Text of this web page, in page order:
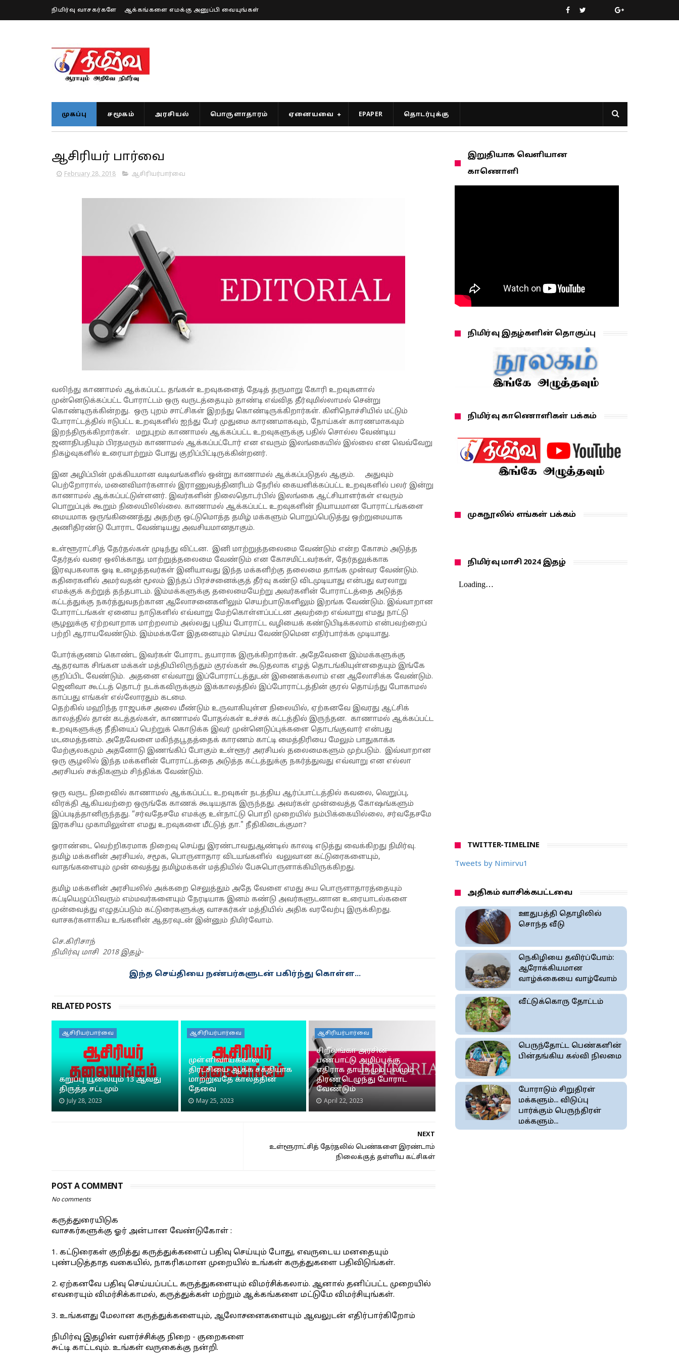
நிமிர்வு வாசகர்களே ஆக்கங்களை எமக்கு அனுப்பி வையுங்கள்
முகப்பு சமூகம் அரசியல் பொருளாதாரம் ஏனையவை EPAPER தொடர்புக்கு
ஆசிரியர் பார்வை
February 28, 2018 ஆசிரியர்பார்வை
வலிந்து காணாமல் ஆக்கப்பட்ட தங்கள் உறவுகளைத் தேடித் தருமாறு கோரி உறவுகளால்
முன்னெடுக்கப்பட்ட போராட்டம் ஒரு வருடத்தையும் தாண்டி எவ்வித தீர்வுமில்லாமல் சென்று
கொண்டிருக்கின்றது. ஒரு புறம் சாட்சிகள் இறந்து கொண்டிருக்கிறார்கள். கிளிநொச்சியில் மட்டும்
போராட்டத்தில் ஈடுபட்ட உறவுகளில் ஐந்து பேர் முதுமை காரணமாகவும், நோய்கள் காரணமாகவும்
இறந்திருக்கிறார்கள். மறுபுறம் காணாமல் ஆக்கப்பட்ட உறவுகளுக்கு பதில் சொல்ல வேண்டிய
ஜனாதிபதியும் பிரதமரும் காணாமல் ஆக்கப்பட்டோர் என எவரும் இலங்கையில் இல்லை என வெவ்வேறு
நிகழ்வுகளில் உரையாற்றும் போது குறிப்பிட்டிருக்கின்றனர்.
இன அழிப்பின் முக்கியமான வடிவங்களில் ஒன்று காணாமல் ஆக்கப்படுதல் ஆகும். அதுவும்
பெற்றோரால், மனைவிமார்களால் இராணுவத்தினரிடம் நேரில் கையளிக்கப்பட்ட உறவுகளில் பலர் இன்று
காணாமல் ஆக்கப்பட்டுள்ளனர். இவர்களின் நிலைதொடர்பில் இலங்கை ஆட்சியாளர்கள் எவரும்
பொறுப்புக் கூறும் நிலையிலில்லை. காணாமல் ஆக்கப்பட்ட உறவுகளின் நியாயமான போராட்டங்களை
மையமாக ஒருங்கிணைத்து அதற்கு ஒட்டுமொத்த தமிழ் மக்களும் பொறுப்பெடுத்து ஒற்றுமையாக
அணிதிரண்டு போராட வேண்டியது அவசியமானதாகும்.
உள்ளூராட்சித் தேர்தல்கள் முடிந்து விட்டன. இனி மாற்றுத்தலைமை வேண்டும் என்ற கோசம் அடுத்த
தேர்தல் வரை ஒலிக்காது. மாற்றுத்தலைமை வேண்டும் என கோசமிட்டவர்கள், தேர்தலுக்காக
இரவுபகலாக ஓடி உழைத்தவர்கள் இனியாவது இந்த மக்களிற்கு தலைமை தாங்க முன்வர வேண்டும்.
கதிரைகளில் அமர்வதன் மூலம் இந்தப் பிரச்சனைக்குத் தீர்வு கண்டு விடமுடியாது என்பது வரலாறு
எமக்குக் கற்றுத் தந்தபாடம். இம்மக்களுக்கு தலைமையேற்று அவர்களின் போராட்டத்தை அடுத்த
கட்டத்துக்கு நகர்த்துவதற்கான ஆலோசனைகளிலும் செயற்பாடுகளிலும் இறங்க வேண்டும். இவ்வாறான
போராட்டங்கள் ஏனைய நாடுகளில் எவ்வாறு மேற்கொள்ளப்பட்டன அவற்றை எவ்வாறு எமது நாட்டு
சூழலுக்கு ஏற்றவாறாக மாற்றலாம் அல்லது புதிய போராட்ட வழியைக் கண்டுபிடிக்கலாம் என்பவற்றைப்
பற்றி ஆராயவேண்டும். இம்மக்களே இதனையும் செய்ய வேண்டுமென எதிர்பார்க்க முடியாது.
போர்க்குணம் கொண்ட இவர்கள் போராட தயாராக இருக்கிறார்கள். அதேவேளை இம்மக்களுக்கு
ஆதரவாக சிங்கள மக்கள் மத்தியிலிருந்தும் குரல்கள் கூடுதலாக எழத் தொடங்கியுள்ளதையும் இங்கே
குறிப்பிட வேண்டும். அதனை எவ்வாறு இப்போராட்டத்துடன் இணைக்கலாம் என ஆலோசிக்க வேண்டும்.
ஜெனிவா கூட்டத் தொடர் நடக்கவிருக்கும் இக்காலத்தில் இப்போராட்டத்தின் குரல் தொய்ந்து போகாமல்
காப்பது எங்கள் எல்லோரதும் கடமை.
தெற்கில் மஹிந்த ராஜபக்ச அலை மீண்டும் உருவாகியுள்ள நிலையில், ஏற்கனவே இவரது ஆட்சிக்
காலத்தில் தான் கடத்தல்கள், காணாமல் போதல்கள் உச்சக் கட்டத்தில் இருந்தன. காணாமல் ஆக்கப்பட்ட
உறவுகளுக்கு நீதியைப் பெற்றுக் கொடுக்க இவர் முன்னெடுப்புக்களை தொடங்குவார் என்பது
மடமைத்தனம். அதேவேளை மகிந்தபூதத்தைக் காரணம் காட்டி மைத்திரியை மேலும் பாதுகாக்க
மேற்குலகமும் அதனோடு இணங்கிப் போகும் உள்ளூர் அரசியல் தலைமைகளும் முற்படும். இவ்வாறான
ஒரு சூழலில் இந்த மக்களின் போராட்டத்தை அடுத்த கட்டத்துக்கு நகர்த்துவது எவ்வாறு என எல்லா
அரசியல் சக்திகளும் சிந்திக்க வேண்டும்.
ஒரு வருட நிறைவில் காணாமல் ஆக்கப்பட்ட உறவுகள் நடத்திய ஆர்ப்பாட்டத்தில் கவலை, வெறுப்பு,
விரக்தி ஆகியவற்றை ஒருங்கே காணக் கூடியதாக இருந்தது. அவர்கள் முன்வைத்த கோஷங்களும்
இப்படித்தானிருந்தது. “சர்வதேசமே எமக்கு உள்நாட்டு பொறி முறையில் நம்பிக்கையில்லை, சர்வதேசமே
இரகசிய முகாமிலுள்ள எமது உறவுகளை மீட்டுத் தா." நீதிகிடைக்குமா?
ஓராண்டை வெற்றிகரமாக நிறைவு செய்து இரண்டாவதுஆண்டில் காலடி எடுத்து வைக்கிறது நிமிர்வு.
தமிழ் மக்களின் அரசியல், சமூக, பொருளாதார விடயங்களில் வலுவான கட்டுரைகளையும்,
வாதங்களையும் முன் வைத்து தமிழ்மக்கள் மத்தியில் பேசுபொருளாக்கியிருக்கிறது.
தமிழ் மக்களின் அரசியலில் அக்கறை செலுத்தும் அதே வேளை எமது சுய பொருளாதாரத்தையும்
கட்டியெழுப்பிவரும் எம்மவர்களையும் நேரடியாக இனம் கண்டு அவர்களுடனான உரையாடல்களை
முன்வைத்து எழுதப்படும் கட்டுரைகளுக்கு வாசகர்கள் மத்தியில் அதிக வரவேற்பு இருக்கிறது.
வாசகர்களாகிய உங்களின் ஆதரவுடன் இன்னும் நிமிர்வோம்.
செ.கிரிசாந்
நிமிர்வு மாசி 2018 இதழ்-
இந்த செய்தியை நண்பர்களுடன் பகிர்ந்து கொள்ள...
RELATED POSTS
ஆசிரியர்பார்வை
கறுப்பு யூலையும் 13 ஆவது
திருத்த சட்டமும்
July 28, 2023
ஆசிரியர்பார்வை
முள்ளிவாய்க்கால்
திரட்சியை ஆக்க சக்தியாக
மாற்றுவதே காலத்தின்
தேவை
May 25, 2023
ஆசிரியர்பார்வை
சிறீலங்கா அரசின்
பண்பாட்டு அழிப்புக்கு
எதிராக தாயகமும் புலமும்
திரண்டெழுந்து போராட
வேண்டும்
April 22, 2023
NEXT
உள்ளூராட்சித் தேர்தலில் பெண்களை இரண்டாம்
நிலைக்குத் தள்ளிய கட்சிகள்
POST A COMMENT
No comments
கருத்துரையிடுக
வாசகர்களுக்கு ஓர் அன்பான வேண்டுகோள் :
1. கட்டுரைகள் குறித்து கருத்துக்களைப் பதிவு செய்யும் போது, எவருடைய மனதையும்
புண்படுத்தாத வகையில், நாகரிகமான முறையில் உங்கள் கருத்துகளை பதிவிடுங்கள்.
2. ஏற்கனவே பதிவு செய்யப்பட்ட கருத்துகளையும் விமர்சிக்கலாம். ஆனால் தனிப்பட்ட முறையில்
எவரையும் விமர்சிக்காமல், கருத்துக்கள் மற்றும் ஆக்கங்களை மட்டுமே விமர்சியுங்கள்.
3. உங்களது மேலான கருத்துக்களையும், ஆலோசனைகளையும் ஆவலுடன் எதிர்பார்கிறோம்
நிமிர்வு இதழின் வளர்ச்சிக்கு நிறை - குறைகளை
சுட்டி காட்டவும். உங்கள் வருகைக்கு நன்றி.
இறுதியாக வெளியான
காணொளி
நிமிர்வு இதழ்களின் தொகுப்பு
நிமிர்வு காணொளிகள் பக்கம்
முகநூலில் எங்கள் பக்கம்
நிமிர்வு மாசி 2024 இதழ்
TWITTER-TIMELINE
Tweets by Nimirvu1
அதிகம் வாசிக்கபட்டவை
ஊதுபத்தி தொழிலில்
சொந்த வீடு
நெகிழியை தவிர்ப்போம்:
ஆரோக்கியமான
வாழ்க்கையை வாழ்வோம்
வீட்டுக்கொரு தோட்டம்
பெருந்தோட்ட பெண்களின்
பின்தங்கிய கல்வி நிலமை
போராடும் சிறுதிரள்
மக்களும்... விடுப்பு
பார்க்கும் பெருந்திரள்
மக்களும்...